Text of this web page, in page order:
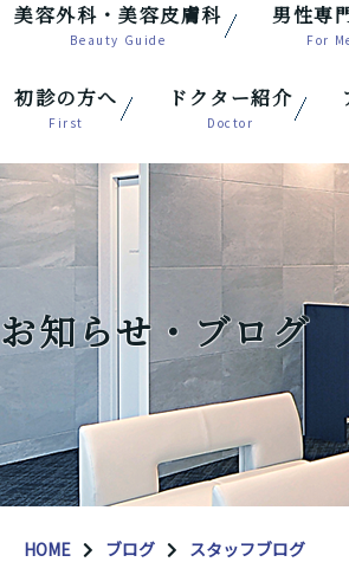
美容外科・美容皮膚科 男性専
初診の方へ ドクター紹介
お知らせ・ブログ
HOME ブログ
スタッフブログ